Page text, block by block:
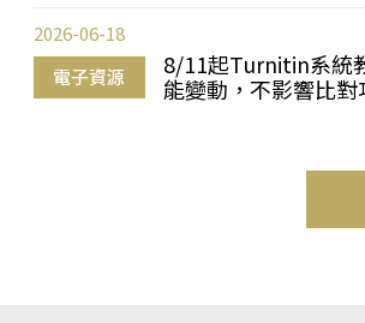
電子資源
8/11起Turnitin系統
能變動，不影響比對
2026-06-18